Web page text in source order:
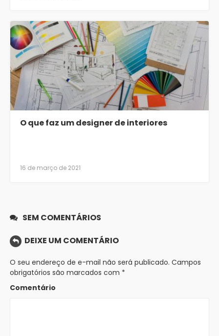
O que faz um designer de interiores
16 de março de 2021
SEM COMENTÁRIOS
DEIXE UM COMENTÁRIO
O seu endereço de e-mail não será publicado. Campos
obrigatórios são marcados com *
Comentário